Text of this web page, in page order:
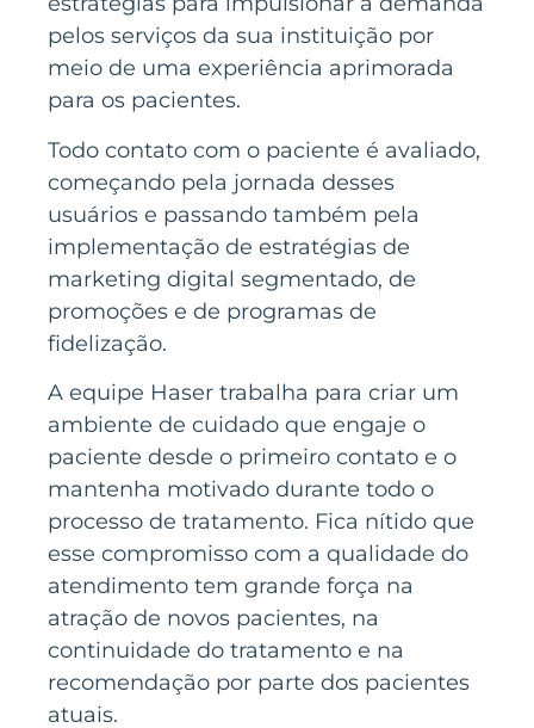
pelos serviços da sua instituição por
meio de uma experiência aprimorada
para os pacientes.
Todo contato com o paciente é avaliado,
começando pela jornada desses
usuários e passando também pela
implementação de estratégias de
marketing digital segmentado, de
promoções e de programas de
fidelização.
A equipe Haser trabalha para criar um
ambiente de cuidado que engaje o
paciente desde o primeiro contato e o
mantenha motivado durante todo o
processo de tratamento. Fica nítido que
esse compromisso com a qualidade do
atendimento tem grande força na
atração de novos pacientes, na
continuidade do tratamento e na
recomendação por parte dos pacientes
atuais.